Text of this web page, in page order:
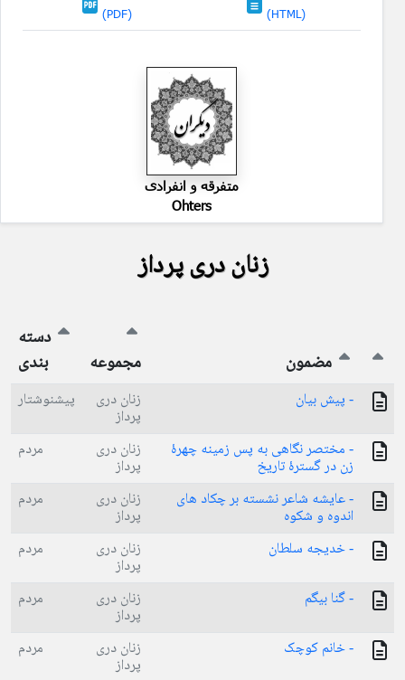
(PDF) (HTML)
متفرقه و انفرادی
Ohters
زنان دری پرداز
مضمون مجموعه
دسته
بندی
- پیش بیان زنان دری
پرداز
پیشنوشتار
- مختصر نگاهی به پس زمینه چهرهٔ
زن در گسترهٔ تاریخ
زنان دری
پرداز
مردم
- عایشه شاعر نشسته بر چکاد های
اندوه و شکوه
زنان دری
پرداز
مردم
- خدیجه سلطان زنان دری
پرداز
مردم
- گنا بیگم زنان دری
پرداز
مردم
- خانم کوچک زنان دری
پرداز
مردم